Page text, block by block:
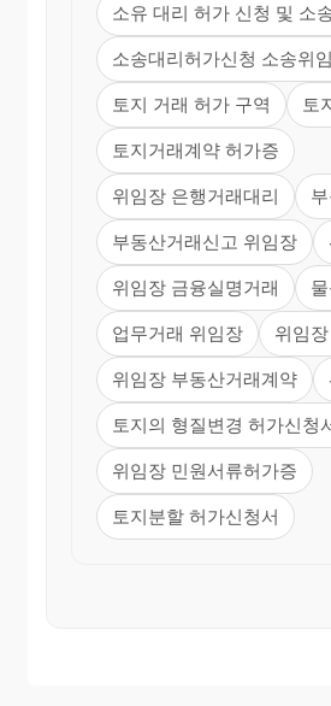
소유 대리 허가 신청 및 소
소송대리허가신청 소송위
토지 거래 허가 구역 토
토지거래계약 허가증
위임장 은행거래대리
부동산거래신고 위임장
위임장 금융실명거래
업무거래 위임장 위임
위임장 부동산거래계약
토지의 형질변경 허가신청
위임장 민원서류허가증
토지분할 허가신청서